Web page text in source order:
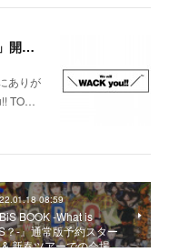
「We will WACK you!! TOUR FiNAL」開催決定！
ありが
TO…
08:59
BOOK -What is
？-』通常版予約スター
& 新春ツアーでの会場…